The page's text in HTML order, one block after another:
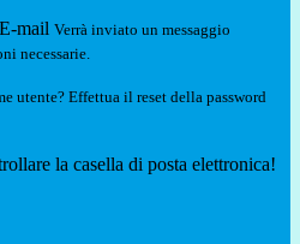
E-mail Verrà inviato un messaggio
necessarie.
utente? Effettua il reset della password
la casella di posta elettronica!